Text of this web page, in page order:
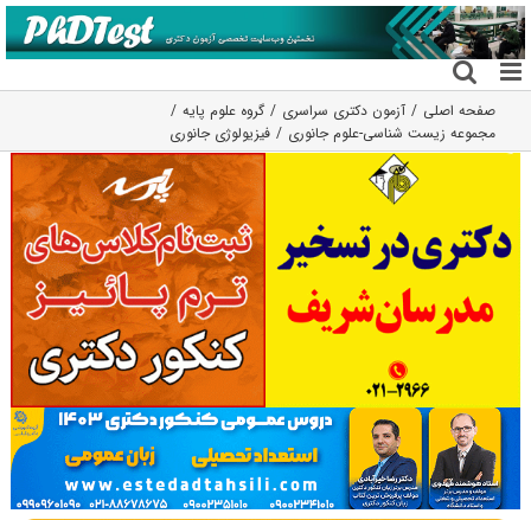
رفتن
به
محتوا
صفحه اصلی آزمون دکتری سراسری
گروه علوم پايه
مجموعه زیست شناسی-علوم جانوری
فیزیولوژی جانوری